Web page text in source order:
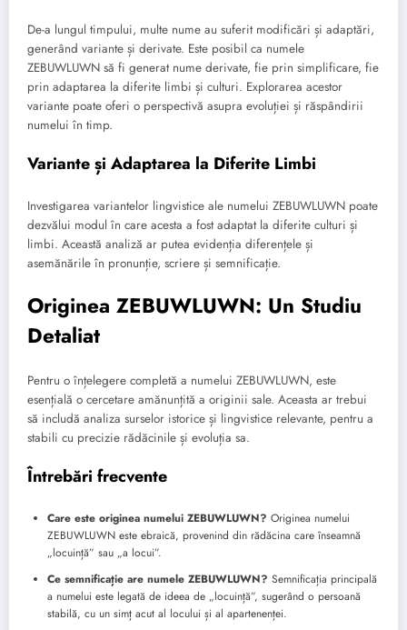
De-a lungul timpului, multe nume au suferit modificări și adaptări,
generând variante și derivate. Este posibil ca numele
ZEBUWLUWN să fi generat nume derivate, fie prin simplificare, fie
prin adaptarea la diferite limbi și culturi. Explorarea acestor
variante poate oferi o perspectivă asupra evoluției și răspândirii
numelui în timp.
Variante și Adaptarea la Diferite Limbi
Investigarea variantelor lingvistice ale numelui ZEBUWLUWN poate
dezvălui modul în care acesta a fost adaptat la diferite culturi și
limbi. Această analiză ar putea evidenția diferențele și
asemănările în pronunție, scriere și semnificație.
Originea ZEBUWLUWN: Un Studiu
Detaliat
Pentru o înțelegere completă a numelui ZEBUWLUWN, este
esențială o cercetare amănunțită a originii sale. Aceasta ar trebui
să includă analiza surselor istorice și lingvistice relevante, pentru a
stabili cu precizie rădăcinile și evoluția sa.
Întrebări frecvente
Care este originea numelui ZEBUWLUWN? Originea numelui
ZEBUWLUWN este ebraică, provenind din rădăcina care înseamnă
„locuință” sau „a locui”.
Ce semnificație are numele ZEBUWLUWN? Semnificația principală
a numelui este legată de ideea de „locuință”, sugerând o persoană
stabilă, cu un simț acut al locului și al apartenenței.